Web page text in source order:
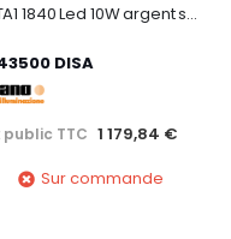
BITTA1 1840 Led 10W argent sablé 4000K
DISA
public TTC 1 179,84 €
Sur commande